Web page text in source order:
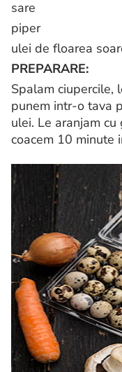
sare
piper
ulei de floarea
PREPARARE:
Spalam ciupercile,
punem intr-o tava
ulei. Le aranjam
coacem 10 minute